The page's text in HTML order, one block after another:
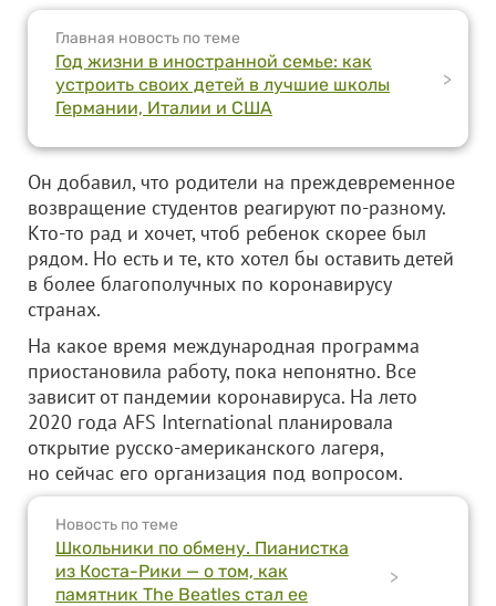
Главная новость по теме
Год жизни в иностранной семье: как
устроить своих детей в лучшие школы
Германии, Италии и США
>
Он добавил, что родители на преждевременное
возвращение студентов реагируют по-разному.
Кто-то рад и хочет, чтоб ребенок скорее был
рядом. Но есть и те, кто хотел бы оставить детей
в более благополучных по коронавирусу
странах.
На какое время международная программа
приостановила работу, пока непонятно. Все
зависит от пандемии коронавируса. На лето
2020 года AFS International планировала
открытие русско-американского лагеря,
но сейчас его организация под вопросом.
Новость по теме
Школьники по обмену. Пианистка
из Коста-Рики — о том, как
памятник The Beatles стал ее
>